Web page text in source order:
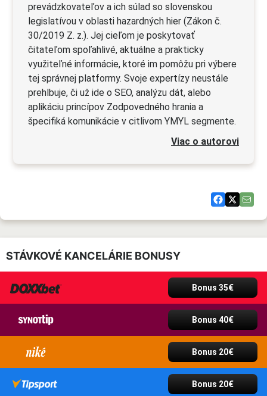
prevádzkovateľov a ich súlad so slovenskou
legislatívou v oblasti hazardných hier (Zákon č.
30/2019 Z. z.). Jej cieľom je poskytovať
čitateľom spoľahlivé, aktuálne a prakticky
využiteľné informácie, ktoré im pomôžu pri výbere
tej správnej platformy. Svoje expertízy neustále
prehlbuje, či už ide o SEO, analýzu dát, alebo
aplikáciu princípov Zodpovedného hrania a
špecifiká komunikácie v citlivom YMYL segmente.
Viac o autorovi
STÁVKOVÉ KANCELÁRIE BONUSY
Bonus 35€
Bonus 40€
Bonus 20€
Bonus 20€